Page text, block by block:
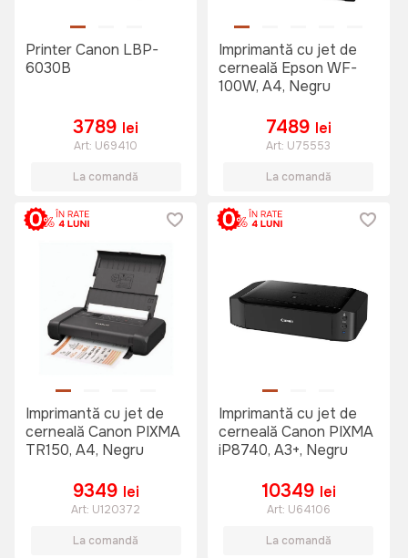
Printer Canon LBP-
6030B
3789 lei
Art: U69410
La comandă
Imprimantă cu jet de
cerneală Epson WF-
100W, A4, Negru
7489 lei
Art: U75553
La comandă
Imprimantă cu jet de
cerneală Canon PIXMA
TR150, A4, Negru
9349 lei
Art: U120372
La comandă
Imprimantă cu jet de
cerneală Canon PIXMA
iP8740, A3+, Negru
10349 lei
Art: U64106
La comandă